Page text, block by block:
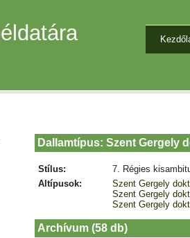
Dallamtípus: Szent Gergely
Stílus:
7. Régies
Altípusok:
Szent Gergely
Szent Gergely
Szent Gergely
Archívum (58 db)